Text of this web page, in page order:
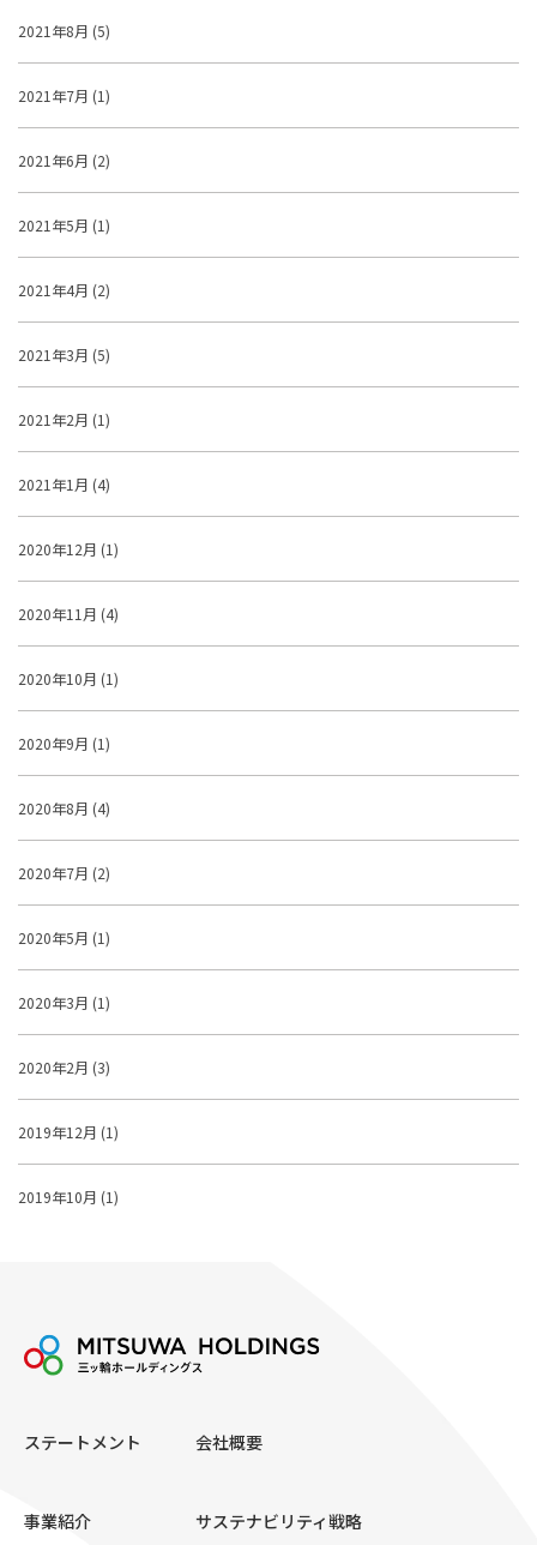
2021年8月 (5)
2021年7月 (1)
2021年6月 (2)
2021年5月 (1)
2021年4月 (2)
2021年3月 (5)
2021年2月 (1)
2021年1月 (4)
2020年12月 (1)
2020年11月 (4)
2020年10月 (1)
2020年9月 (1)
2020年8月 (4)
2020年7月 (2)
2020年5月 (1)
2020年3月 (1)
2020年2月 (3)
2019年12月 (1)
2019年10月 (1)
ステートメント 会社概要
事業紹介 サステナビリティ戦略